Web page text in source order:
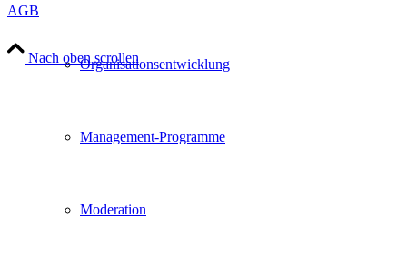
Organisationsentwicklung
Management-Programme
Moderation
AGB
Nach oben scrollen